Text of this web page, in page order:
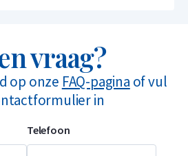
vraag?
op onze FAQ-pagina of vul
in
Telefoon